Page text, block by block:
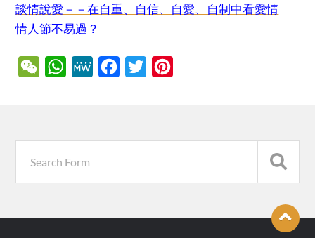
談情說愛－－在自重、自信、自愛、自制中看愛情
情人節不易過？
WeChatWhatsApp
MeWe Facebook
Twitter